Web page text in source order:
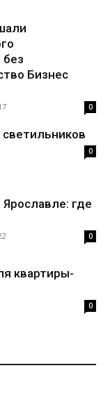
без
Бизнес
0
0
где
0
квартиры-
0